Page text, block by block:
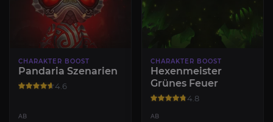
CHARAKTER BOOST
Pandaria Szenarien
4.6
AB
CHARAKTER BOOST
Hexenmeister
Grünes Feuer
4.8
AB